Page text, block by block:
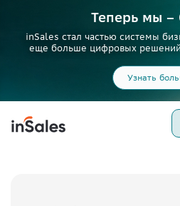
Теперь мы –
inSales стал частью системы
еще больше цифровых решений
Узнать